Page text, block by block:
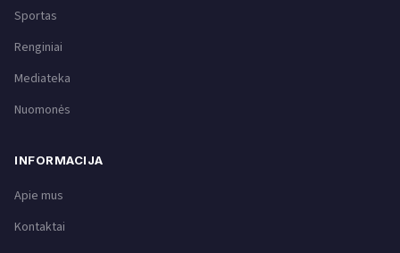
Sportas
Renginiai
Mediateka
Nuomonės
INFORMACIJA
Apie mus
Kontaktai